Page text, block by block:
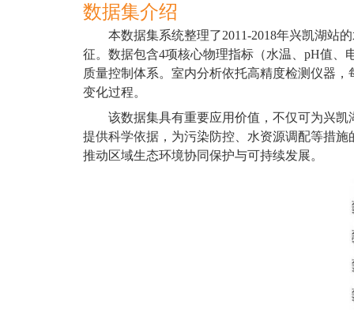
数据集介绍
本数据集系统整理了2011-2018年兴凯湖站
征。数据包含4项核心物理指标（水温、 pH值、
质量控制体系。室内分析依托高精度检测仪器
变化过程。
该数据集具有重要应用价值，不仅可为兴
提供科学依据，为污染防控、水资源调配等措
推动区域生态环境协同保护与可持续发展。